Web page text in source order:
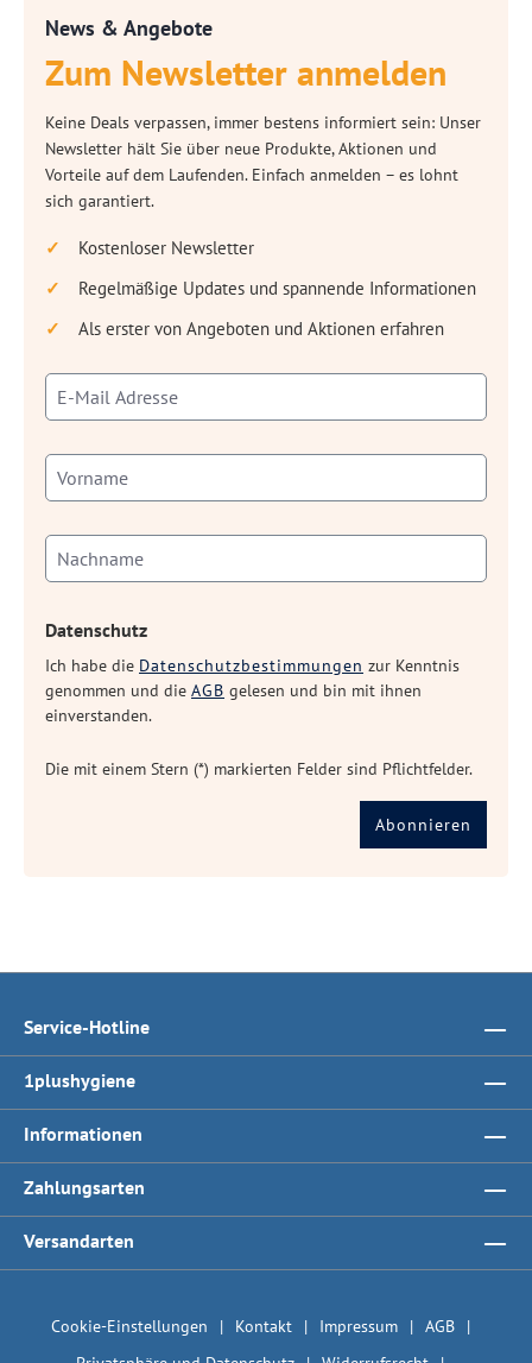
News & Angebote
Zum Newsletter anmelden
Keine Deals verpassen, immer bestens informiert sein: Unser
Newsletter hält Sie über neue Produkte, Aktionen und
Vorteile auf dem Laufenden. Einfach anmelden – es lohnt
sich garantiert.
Kostenloser Newsletter
Regelmäßige Updates und spannende Informationen
Als erster von Angeboten und Aktionen erfahren
Datenschutz
Ich habe die Datenschutzbestimmungen zur Kenntnis
genommen und die AGB gelesen und bin mit ihnen
einverstanden.
Die mit einem Stern (*) markierten Felder sind Pflichtfelder.
Abonnieren
Service-Hotline
1plushygiene
Informationen
Zahlungsarten
Versandarten
Cookie-Einstellungen Kontakt Impressum
AGB